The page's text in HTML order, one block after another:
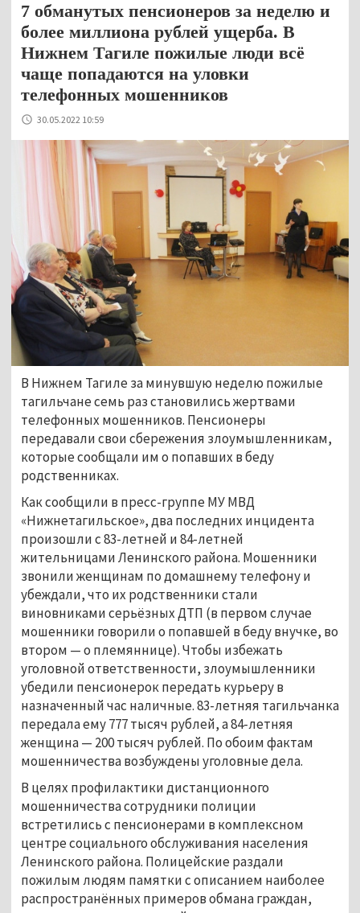
7 обманутых пенсионеров за неделю и
более миллиона рублей ущерба. В
Нижнем Тагиле пожилые люди всё
чаще попадаются на уловки
телефонных мошенников
30.05.2022 10:59
В Нижнем Тагиле за минувшую неделю пожилые
тагильчане семь раз становились жертвами
телефонных мошенников. Пенсионеры
передавали свои сбережения злоумышленникам,
которые сообщали им о попавших в беду
родственниках.
Как сообщили в пресс-группе МУ МВД
«Нижнетагильское», два последних инцидента
произошли с 83-летней и 84-летней
жительницами Ленинского района. Мошенники
звонили женщинам по домашнему телефону и
убеждали, что их родственники стали
виновниками серьёзных ДТП (в первом случае
мошенники говорили о попавшей в беду внучке, во
втором — о племяннице). Чтобы избежать
уголовной ответственности, злоумышленники
убедили пенсионерок передать курьеру в
назначенный час наличные. 83-летняя тагильчанка
передала ему 777 тысяч рублей, а 84-летняя
женщина — 200 тысяч рублей. По обоим фактам
мошенничества возбуждены уголовные дела.
В целях профилактики дистанционного
мошенничества сотрудники полиции
встретились с пенсионерами в комплексном
центре социального обслуживания населения
Ленинского района. Полицейские раздали
пожилым людям памятки с описанием наиболее
распространённых примеров обмана граждан,